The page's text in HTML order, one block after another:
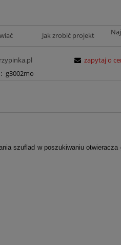
Jak zrobić projekt
g3002mo
zapytaj o
szuflad w poszukiwaniu